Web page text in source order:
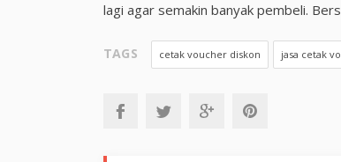
lagi agar semakin banyak pembeli.
TAGS cetak voucher diskon jasa cetak